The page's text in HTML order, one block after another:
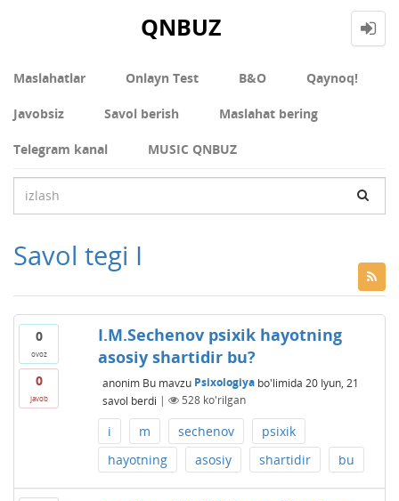
QNBUZ
Maslahatlar Onlayn Test В&О Qaynoq!
Javobsiz Savol berish Maslahat bering
Telegram kanal MUSIC QNBUZ
Savol tegi I
0
ovoz
0
javob
I.M.Sechenov psixik hayotning
asosiy shartidir bu?
anonim Bu mavzu Psixologiyabo'limida 20 Iyun, 21
savol berdi | 528ko'rilgan
i m sechenov
psixik
hayotning
asosiy shartidir bu